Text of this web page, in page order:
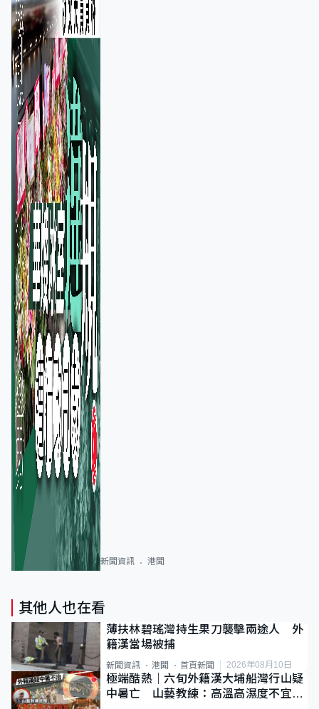
新聞資訊 港聞
其他人也在看
薄扶林碧瑤灣持生果刀襲擊兩途人 外
籍漢當場被捕
新聞資訊 港聞 首頁新聞 2026年08月10日
極端酷熱｜六旬外籍漢大埔船灣行山疑
中暑亡 山藝教練：高溫高濕度不宜遠